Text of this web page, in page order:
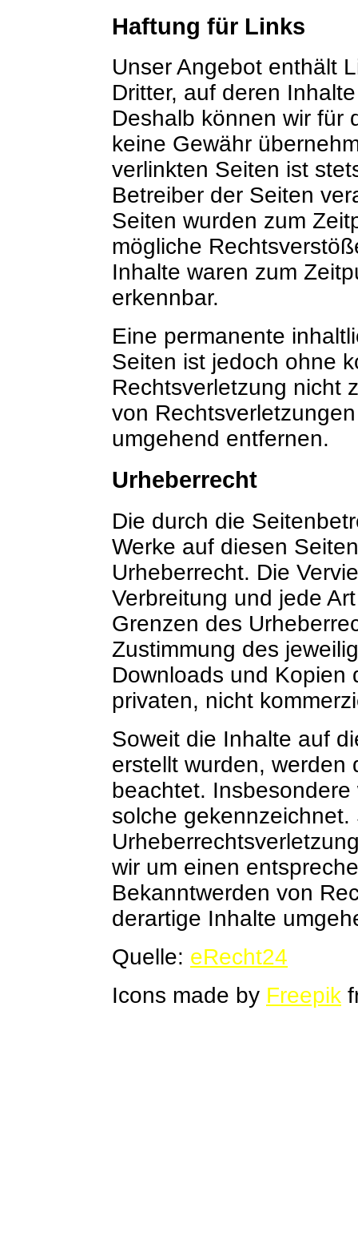
Haftung für Links
Unser Angebot enthält
Dritter, auf deren
Deshalb können wir für
keine Gewähr
verlinkten Seiten ist
Betreiber der Seiten
Seiten wurden zum
mögliche
Inhalte waren zum
erkennbar.
Eine permanente
Seiten ist jedoch ohne
Rechtsverletzung nicht
von
umgehend entfernen.
Urheberrecht
Die durch die
Werke auf diesen
Urheberrecht. Die
Verbreitung und jede
Grenzen des
Zustimmung des
Downloads und Kopien
privaten, nicht
Soweit die Inhalte auf
erstellt wurden, werden
beachtet.
solche
wir um einen
Bekanntwerden von
derartige Inhalte
Quelle: eRecht24
Icons made by Freepik